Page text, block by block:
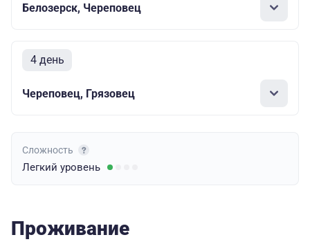
Белозерск, Череповец
4 день
Череповец, Грязовец
Сложность
Легкий уровень
Проживание